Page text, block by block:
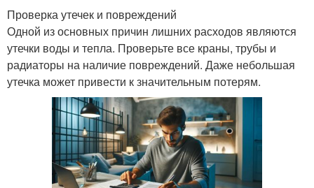
Проверка утечек и повреждений
Одной из основных причин лишних расходов являются
утечки воды и тепла. Проверьте все краны, трубы и
радиаторы на наличие повреждений. Даже небольшая
утечка может привести к значительным потерям.